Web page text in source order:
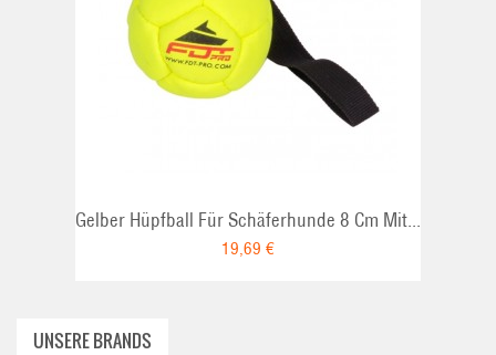
Gelber Hüpfball Für Schäferhunde 8 Cm Mit...
19,69 €
UNSERE BRANDS